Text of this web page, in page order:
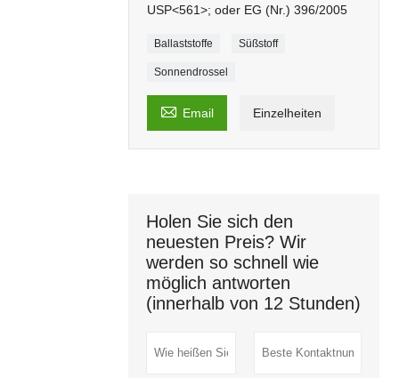
USP<561>; oder EG (Nr.) 396/2005
Ballaststoffe Süßstoff
Sonnendrossel
 Email Einzelheiten
Holen Sie sich den
neuesten Preis? Wir
werden so schnell wie
möglich antworten
(innerhalb von 12 Stunden)